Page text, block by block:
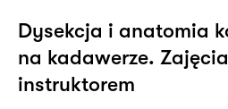
Dysekcja i anatomia
na kadawerze.
instruktorem